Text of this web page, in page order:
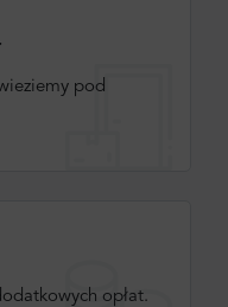
pod
opłat.